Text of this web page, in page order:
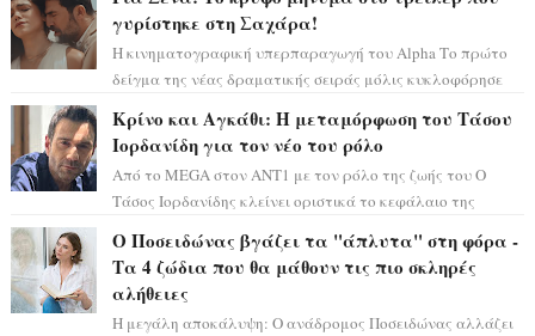
γυρίστηκε στη Σαχάρα!
Η κινηματογραφική υπερπαραγωγή του Alpha Το πρώτο
δείγμα της νέας δραματικής σειράς μόλις κυκλοφόρησε
Κρίνο και Αγκάθι: Η μεταμόρφωση του Τάσου
Ιορδανίδη για τον νέο του ρόλο
Από το MEGA στον ΑΝΤ1 με τον ρόλο της ζωής του Ο
Τάσος Ιορδανίδης κλείνει οριστικά το κεφάλαιο της
Ο Ποσειδώνας βγάζει τα "άπλυτα" στη φόρα -
Τα 4 ζώδια που θα μάθουν τις πιο σκληρές
αλήθειες
Η μεγάλη αποκάλυψη: Ο ανάδρομος Ποσειδώνας αλλάζει